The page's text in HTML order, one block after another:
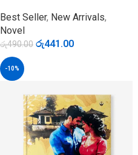
Best Seller, New Arrivals,
Novel
රු490.00 රු441.00
-10%